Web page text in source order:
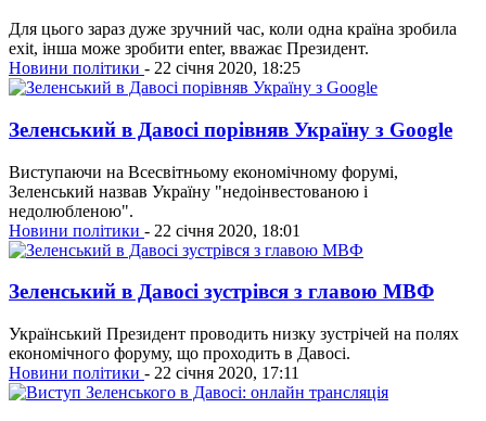
Для цього зараз дуже зручний час, коли одна країна зробила
exit, інша може зробити enter, вважає Президент.
Новини політики - 22 січня 2020, 18:25
Зеленський в Давосі порівняв Україну з Google
Виступаючи на Всесвітньому економічному форумі,
Зеленський назвав Україну "недоінвестованою і
недолюбленою".
Новини політики - 22 січня 2020, 18:01
Зеленський в Давосі зустрівся з главою МВФ
Український Президент проводить низку зустрічей на полях
економічного форуму, що проходить в Давосі.
Новини політики - 22 січня 2020, 17:11